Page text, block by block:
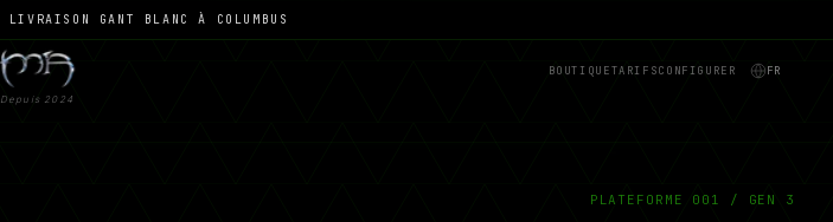
LIVRAISON GANT BLANC À COLUMBUS
Depuis 2024
BOUTIQUETARIFSCONFIGURER FR
PLATEFORME 001 / GEN 3